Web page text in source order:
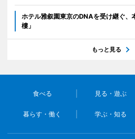
ホテル雅叙園東京のDNAを受け継ぐ、
樓」
もっと見る
食べる 見る・遊ぶ
暮らす・働く 学ぶ・知る